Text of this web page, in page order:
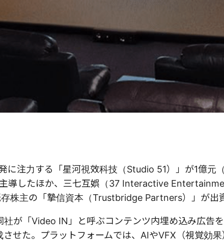
に注力する「星河視效科技（Studio 51）」が1億元
導したほか、三七互娯（37 Interactive
株主の「摯信資本（Trustbridge Partners）」が出
が「Video IN」と呼ぶコンテンツ内埋め込み広告
させた。プラットフォームでは、AIやVFX（視覚効